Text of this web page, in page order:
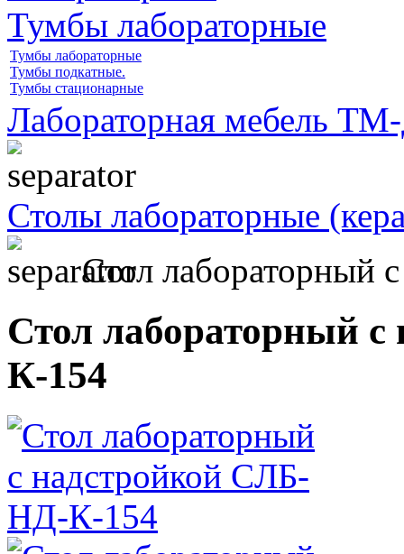
Тумбы лабораторные
Тумбы лабораторные
Тумбы подкатные.
Тумбы стационарные
Лабораторная мебель
Столы лабораторные
Стол лабораторный
Стол лабораторный
К-154